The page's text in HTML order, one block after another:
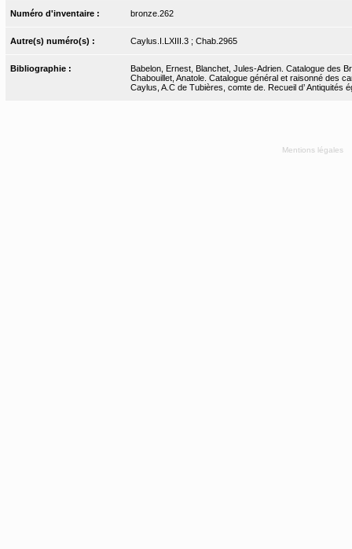
Numéro d'inventaire : bronze.262
Autre(s) numéro(s) : Caylus.I.LXIII.3 ; Chab.2965
Bibliographie :
Babelon, Ernest, Blanchet, Jules-Adrien. Catalogue des
Chabouillet, Anatole. Catalogue général et raisonné des
Caylus, A.C de Tubières, comte de. Recueil d’
Mentions légales